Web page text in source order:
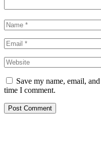
Save my name, email,
time I comment.